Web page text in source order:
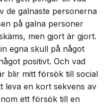
de galnaste personerna
på galna personer
men gjort är gjort.
egna skull på något
positivt. Och vad
blir mitt försök till social
leva en kort sekvens av
ett försök till en